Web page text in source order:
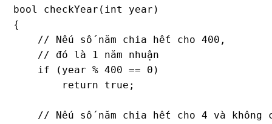
bool checkYear(int year)
{
    // Nếu số năm chia hết cho 400,
    // đó là 1 năm nhuận
    if (year % 400 == 0)
        return true;
// Nếu số năm chia hết cho 4 và không